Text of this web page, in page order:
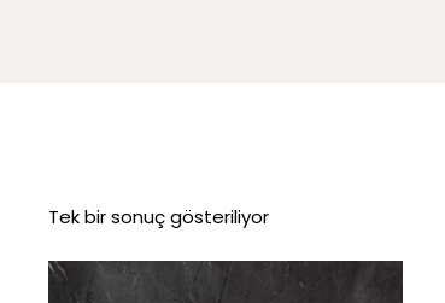
Tek bir sonuç gösteriliyor